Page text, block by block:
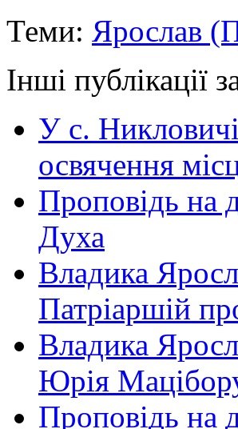
Теми: Ярослав
Інші публікації
У с.
освячення
Проповідь на
Духа
Владика
Патріаршій
Владика
Юрія
Проповідь на